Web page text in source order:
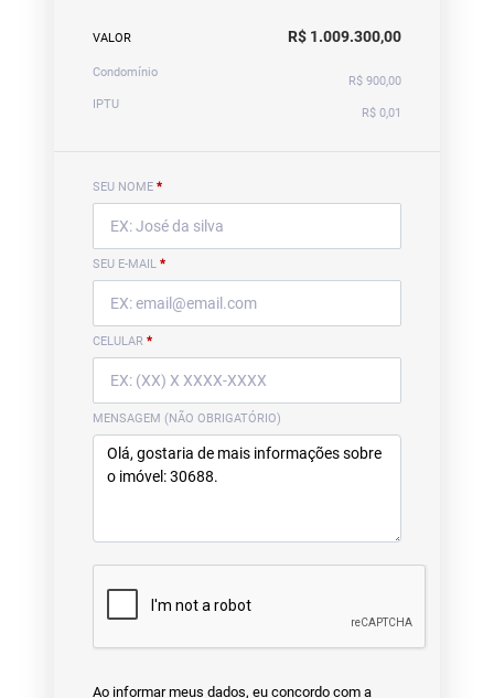
VALOR R$ 1.009.300,00
Condomínio
R$ 900,00
IPTU
R$ 0,01
SEU NOME *
SEU E-MAIL *
CELULAR *
MENSAGEM (NÃO OBRIGATÓRIO)
Ao informar meus dados, eu concordo com a